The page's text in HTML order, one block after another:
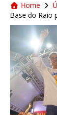
Home
Base do Raio